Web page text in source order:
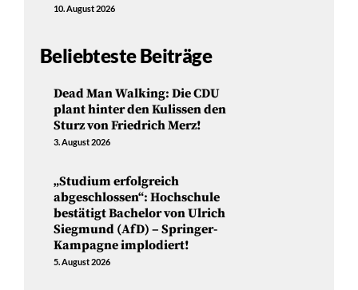
10. August 2026
Beliebteste Beiträge
Dead Man Walking: Die CDU
plant hinter den Kulissen den
Sturz von Friedrich Merz!
3. August 2026
„Studium erfolgreich
abgeschlossen“: Hochschule
bestätigt Bachelor von Ulrich
Siegmund (AfD) – Springer-
Kampagne implodiert!
5. August 2026